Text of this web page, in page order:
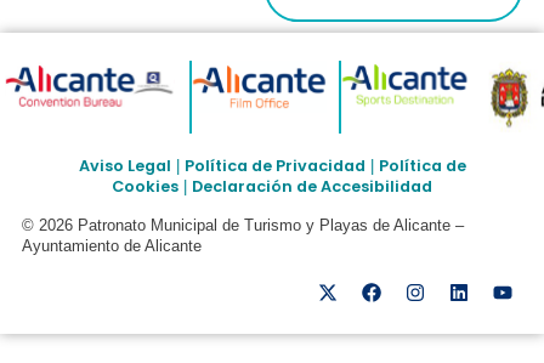
Aviso Legal Política de Privacidad
Política de
Cookies
Declaración de Accesibilidad
© 2026 Patronato Municipal de Turismo y Playas de Alicante –
Ayuntamiento de Alicante